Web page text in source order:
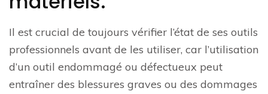
Il est crucial de toujours vérifier l’état de ses outils
professionnels avant de les utiliser, car l’utilisation
d’un outil endommagé ou défectueux peut
entraîner des blessures graves ou des dommages